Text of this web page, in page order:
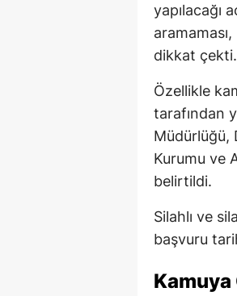
yapılacağı
dikkat çekti.
Özellikle
tarafından
Müdürlüğü,
Kurumu ve
belirtildi.
Silahlı ve
başvuru
Kamuya